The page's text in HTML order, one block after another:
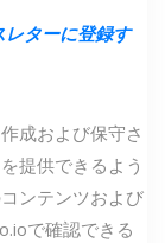
レターに登録す
成および保守さ
提供できるよう
ンテンツおよび
で確認できる